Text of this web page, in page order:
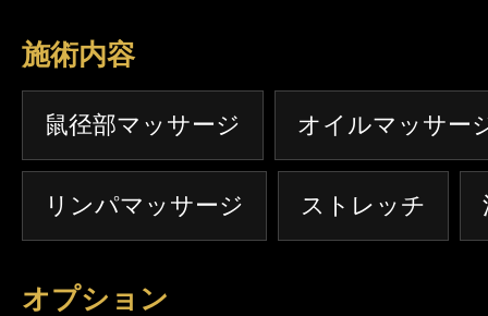
施術内容
鼠径部マッサージ オイルマッサー
リンパマッサージ ストレッチ
オプション